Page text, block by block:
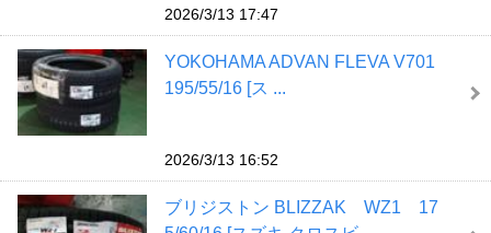
2026/3/13 17:47
YOKOHAMA ADVAN FLEVA V701
195/55/16 [ス ...
2026/3/13 16:52
ブリジストン BLIZZAK WZ1 17